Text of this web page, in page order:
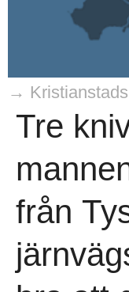
→
Tre
från